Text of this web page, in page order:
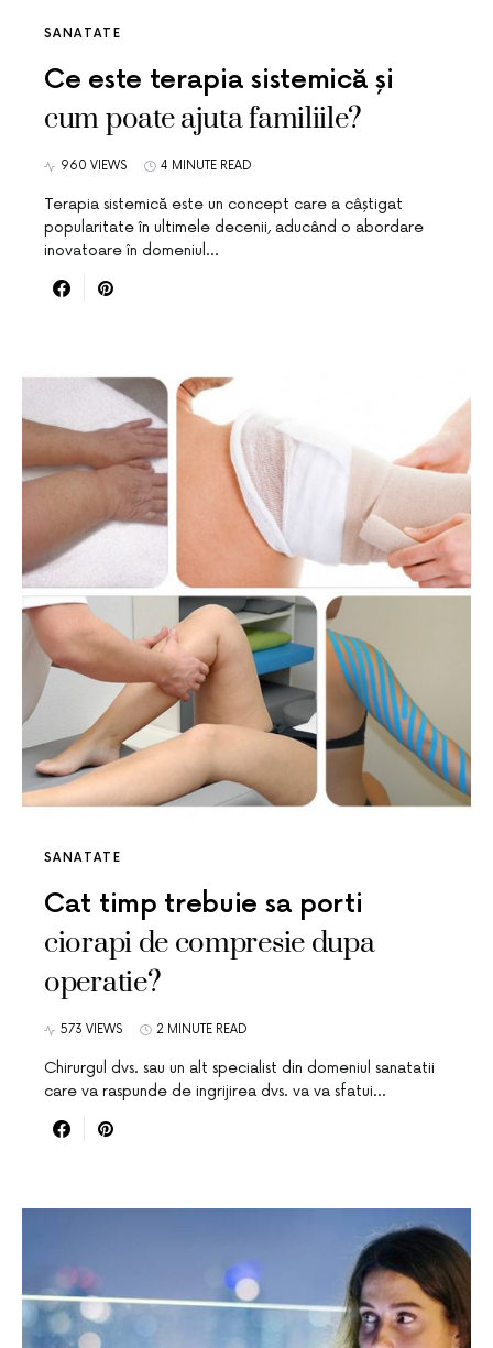
SANATATE
Ce este terapia sistemică și
cum poate ajuta familiile?
960 VIEWS 4 MINUTE READ
Terapia sistemică este un concept care a câștigat
popularitate în ultimele decenii, aducând o abordare
inovatoare în domeniul…
SANATATE
Cat timp trebuie sa porti
ciorapi de compresie dupa
operatie?
573 VIEWS 2 MINUTE READ
Chirurgul dvs. sau un alt specialist din domeniul sanatatii
care va raspunde de ingrijirea dvs. va va sfatui…